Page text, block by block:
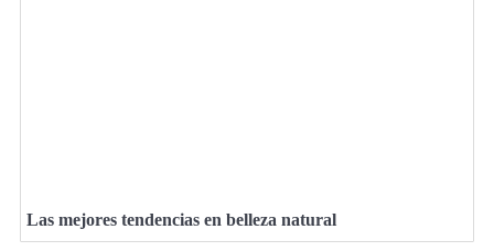
Las mejores tendencias en belleza natural